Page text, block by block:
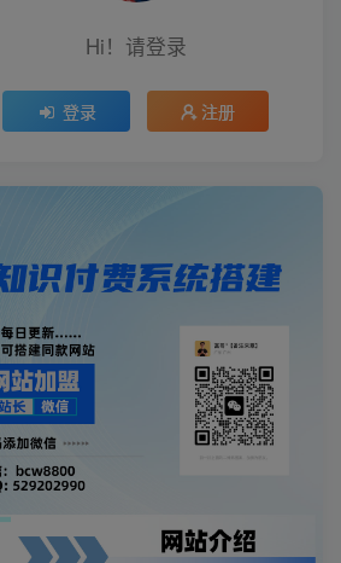
Hi！请登录
登录 注册